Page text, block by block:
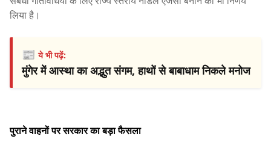
लिया है।
📰ये भी पढ़ें:
मुंगेर में आस्था का अद्भुत संगम, हाथों से बाबाधाम निकले मनोज
पुराने वाहनों पर सरकार का बड़ा फैसला